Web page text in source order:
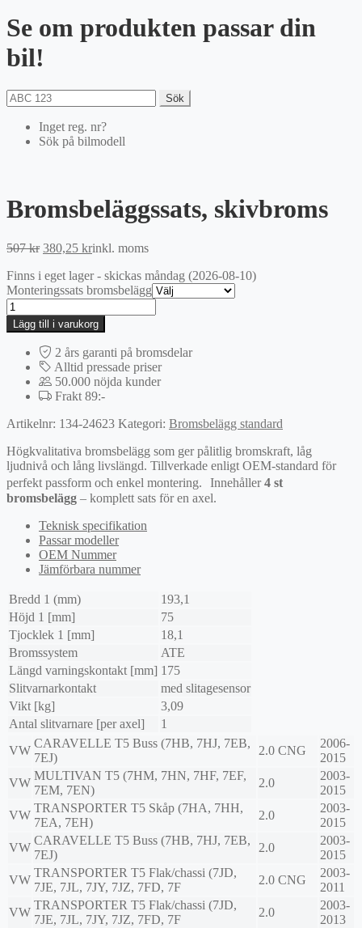
Se om produkten passar din
bil!
Sök
Inget reg. nr?
Sök på bilmodell
Bromsbeläggssats, skivbroms
507kr Det
priset
var:
380,25 krDet
priset
är:
inkl. moms
Finns i eget lager - skickas måndag (2026-08-10)
Monteringssats bromsbelägg
Bromsbeläggssats,
skivbroms
mängd
Lägg till i varukorg
2 års garanti på bromsdelar
Alltid pressade priser
50.000 nöjda kunder
Frakt 89:-
Artikelnr: 134-24623 Kategori: Bromsbelägg standard
Högkvalitativa bromsbelägg som ger pålitlig bromskraft, låg
ljudnivå och lång livslängd. Tillverkade enligt OEM-standard för
perfekt passform och enkel montering. Innehåller4 st
bromsbelägg – komplett sats för en axel.
Teknisk specifikation
Passar modeller
OEM Nummer
Jämförbara nummer
Bredd 1 (mm)
193,1
Höjd 1 [mm]
75
Tjocklek 1 [mm]
18,1
Bromssystem
ATE
Längd varningskontakt [mm] 175
Slitvarnarkontakt
med slitagesensor
Vikt [kg]
3,09
Antal slitvarnare [per axel]
1
VW
CARAVELLE T5 Buss (7HB, 7HJ, 7EB,
7EJ)
2.0 CNG
2006-
2015
VW
MULTIVAN T5 (7HM, 7HN, 7HF, 7EF,
7EM, 7EN)
2.0
2003-
2015
VW
TRANSPORTER T5 Skåp (7HA, 7HH,
7EA, 7EH)
2.0
2003-
2015
VW
CARAVELLE T5 Buss (7HB, 7HJ, 7EB,
7EJ)
2.0
2003-
2015
VW
TRANSPORTER T5 Flak/chassi (7JD,
7JE, 7JL, 7JY, 7JZ, 7FD, 7F
2.0 CNG
2003-
2011
VW
TRANSPORTER T5 Flak/chassi (7JD,
7JE, 7JL, 7JY, 7JZ, 7FD, 7F
2.0
2003-
2013